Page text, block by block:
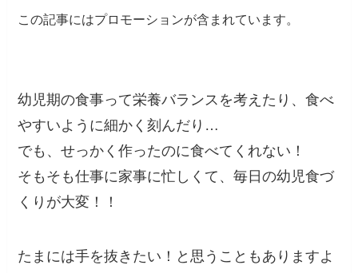
この記事にはプロモーションが含まれています。
幼児期の食事って栄養バランスを考えたり、食べ
やすいように細かく刻んだり…
でも、せっかく作ったのに食べてくれない！
そもそも仕事に家事に忙しくて、毎日の幼児食づ
くりが大変！！
たまには手を抜きたい！と思うこともありますよ